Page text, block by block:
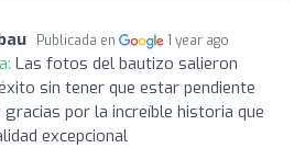
Publicada en 1 year ago
Las fotos del bautizo salieron
sin tener que estar pendiente
por la increíble historia que
excepcional